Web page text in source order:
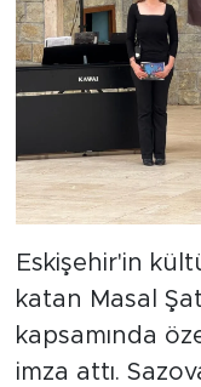
Eskişehir'in
katan Masal
kapsamında
imza attı.